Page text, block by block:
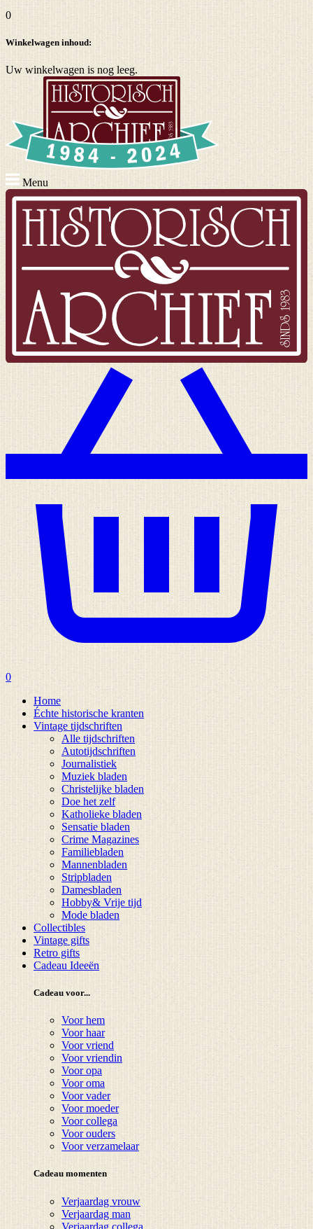
0
Winkelwagen inhoud:
Uw winkelwagen is nog leeg.
Menu
0
Home
Échte historische kranten
Vintage tijdschriften
Alle tijdschriften
Autotijdschriften
Journalistiek
Muziek bladen
Christelijke bladen
Doe het zelf
Katholieke bladen
Sensatie bladen
Crime Magazines
Familiebladen
Mannenbladen
Stripbladen
Damesbladen
Hobby& Vrije tijd
Mode bladen
Collectibles
Vintage gifts
Retro gifts
Cadeau Ideeën
Cadeau voor...
Voor hem
Voor haar
Voor vriend
Voor vriendin
Voor opa
Voor oma
Voor vader
Voor moeder
Voor collega
Voor ouders
Voor verzamelaar
Cadeau momenten
Verjaardag vrouw
Verjaardag man
Verjaardag collega